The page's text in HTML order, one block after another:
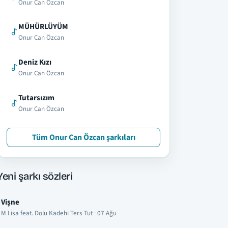
Onur Can Özcan
MÜHÜRLÜYÜM
Onur Can Özcan
Deniz Kızı
Onur Can Özcan
Tutarsızım
Onur Can Özcan
Tüm Onur Can Özcan şarkıları
şarkı sözleri
Vişne
M Lisa feat. Dolu Kadehi Ters Tut · 07 Ağu